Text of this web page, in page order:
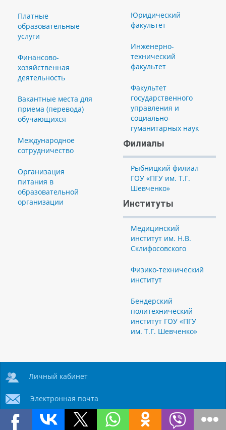
Платные
образовательные
услуги
Финансово-
хозяйственная
деятельность
Вакантные места для
приема (перевода)
обучающихся
Международное
сотрудничество
Организация
питания в
образовательной
организации
Юридический
факультет
Инженерно-
технический
факультет
Факультет
государственного
управления и
социально-
гуманитарных наук
Филиалы
Рыбницкий филиал
ГОУ «ПГУ им. Т.Г.
Шевченко»
Институты
Медицинский
институт им. Н.В.
Склифосовского
Физико-технический
институт
Бендерский
политехнический
институт ГОУ «ПГУ
им. Т.Г. Шевченко»
Личный кабинет
Электронная почта
Телефонный справочник